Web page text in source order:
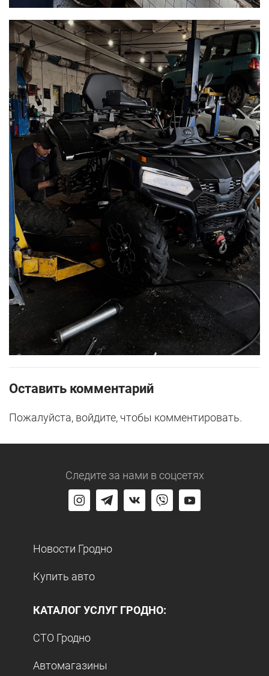
Оставить комментарий
Пожалуйста, войдите, чтобы комментировать.
Следите за нами в соцсетях
Новости Гродно
Купить авто
КАТАЛОГ УСЛУГ ГРОДНО:
СТО Гродно
Автомагазины